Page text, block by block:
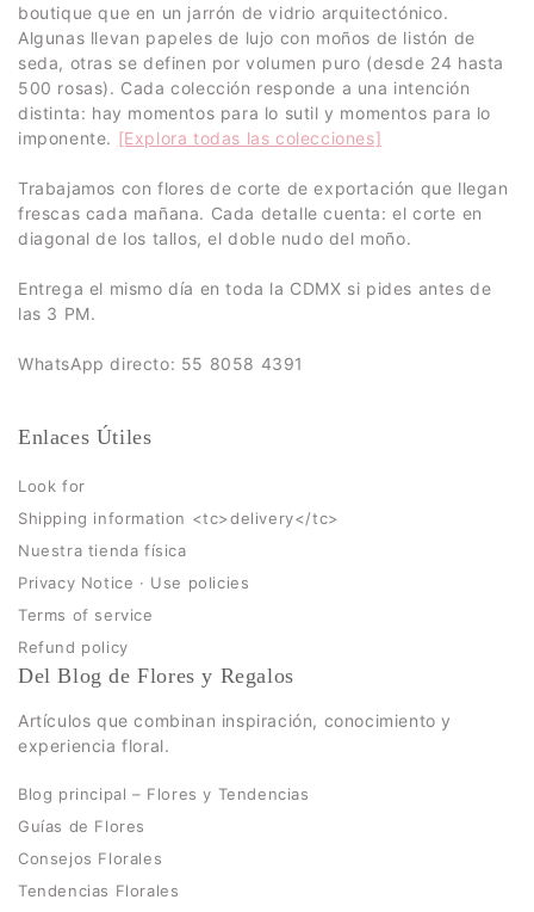
boutique que en un jarrón de vidrio arquitectónico.
Algunas llevan papeles de lujo con moños de listón de
seda, otras se definen por volumen puro (desde 24 hasta
500 rosas). Cada colección responde a una intención
distinta: hay momentos para lo sutil y momentos para lo
imponente. [Explora todas las colecciones]
Trabajamos con flores de corte de exportación que llegan
frescas cada mañana. Cada detalle cuenta: el corte en
diagonal de los tallos, el doble nudo del moño.
Entrega el mismo día en toda la CDMX si pides antes de
las 3 PM.
WhatsApp directo: 55 8058 4391
Enlaces Útiles
Look for
Shipping information <tc>delivery</tc>
Nuestra tienda física
Privacy Notice · Use policies
Terms of service
Refund policy
Del Blog de Flores y Regalos
Artículos que combinan inspiración, conocimiento y
experiencia floral.
Blog principal – Flores y Tendencias
Guías de Flores
Consejos Florales
Tendencias Florales